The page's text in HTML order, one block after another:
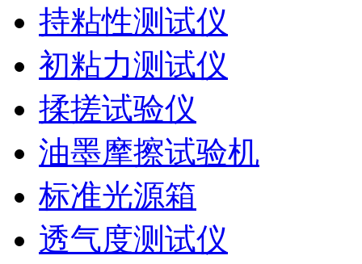
持粘性测试仪
初粘力测试仪
揉搓试验仪
油墨摩擦试验机
标准光源箱
透气度测试仪